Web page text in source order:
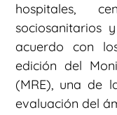
hospitales,
sociosanitarios
acuerdo con
edición del
(MRE), una de
evaluación del